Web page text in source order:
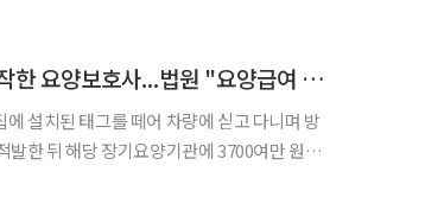
수급자 태그 탈착해 출퇴근 기록 조작한 요양보호사...법원 "요양급여 3740만원 환수"
설치된 태그를 떼어 차량에 싣고 다니며 방
한 뒤 해당 장기요양기관에 3700여만 원의